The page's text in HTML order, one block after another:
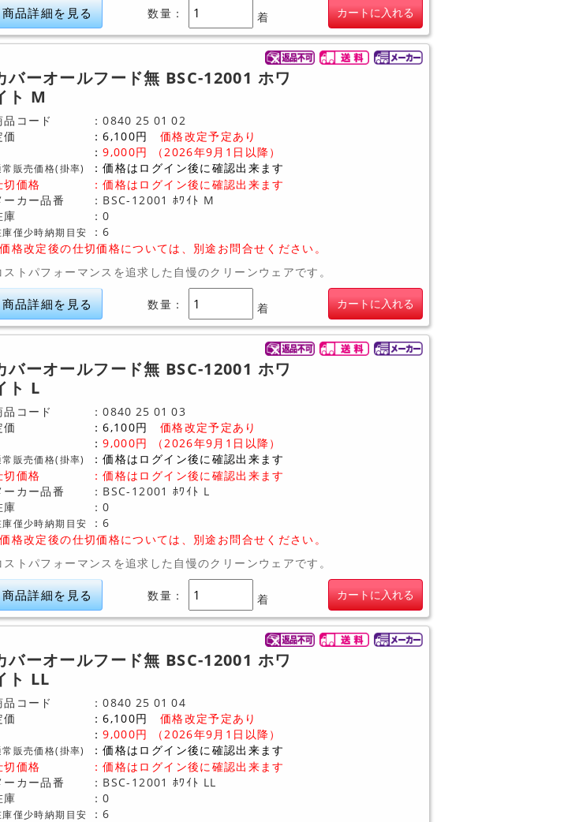
商品詳細を見る 数量： 着 カートに入れる
バーオールフード無 BSC-12001 ホワ
ト M
品コード 0840 25 01 02
価
6,100円
価格改定予定あり
9,000円 （2026年9月1日以降）
常販売価格(掛率)
価格はログイン後に確認出来ます
切価格
：価格はログイン後に確認出来ます
ーカー品番
BSC-12001 ﾎﾜｲﾄ M
庫
0
庫僅少時納期目安
6
格改定後の仕切価格については、別途お問合せください。
ストパフォーマンスを追求した自慢のクリーンウェアです。
商品詳細を見る 数量： 着 カートに入れる
バーオールフード無 BSC-12001 ホワ
ト L
品コード 0840 25 01 03
価
6,100円
価格改定予定あり
9,000円 （2026年9月1日以降）
常販売価格(掛率)
価格はログイン後に確認出来ます
切価格
：価格はログイン後に確認出来ます
ーカー品番
BSC-12001 ﾎﾜｲﾄ L
庫
0
庫僅少時納期目安
6
格改定後の仕切価格については、別途お問合せください。
ストパフォーマンスを追求した自慢のクリーンウェアです。
商品詳細を見る 数量： 着 カートに入れる
バーオールフード無 BSC-12001 ホワ
ト LL
品コード 0840 25 01 04
価
6,100円
価格改定予定あり
9,000円 （2026年9月1日以降）
常販売価格(掛率)
価格はログイン後に確認出来ます
切価格
：価格はログイン後に確認出来ます
ーカー品番
BSC-12001 ﾎﾜｲﾄ LL
庫
0
庫僅少時納期目安
6